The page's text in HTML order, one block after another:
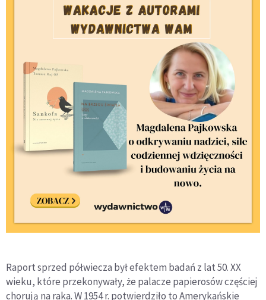
Raport sprzed półwiecza był efektem badań z lat 50. XX
wieku, które przekonywały, że palacze papierosów częściej
chorują na raka. W 1954 r. potwierdziło to Amerykańskie